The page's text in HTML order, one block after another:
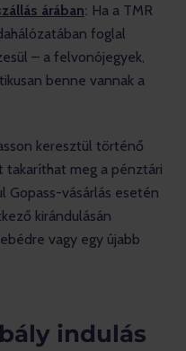
árában: Ha a TMR
foglal
– a felvonójegyek,
benne vannak a
keresztül történő
takaríthat meg a pénztári
Gopass-vásárlás esetén
kirándulásán
vagy egy újabb
indulás